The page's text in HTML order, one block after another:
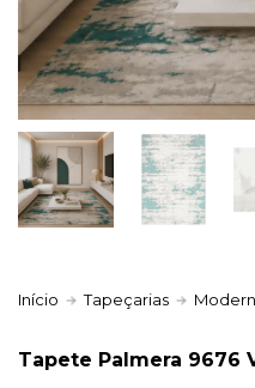
Política
Início Tapeçarias
Tapete Palmera 9676